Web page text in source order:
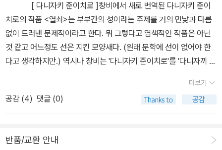
성의 학대 혹은 마리아』 - 소설적 옹호모이라 퍼거슨 / 고정자
2. 제인 오스틴(Jane Austen) * 제인 오스틴 《맨스필
드 파크》 (시공사, 2016) 1) 『맨스필드공원』과 노예 제도의 역학
조셉 류 / 김정숙 2) 조정된 증오 - 제인 오스틴의 작품 이해 D. W.
하딩 / 윤미경 3. 메리 셸리(Mary Shelley) * 메
샬럿 브론테 * 샬럿 브론테 《제인 에어》 (펭귄
클래식코리아, 2010)* 샬럿 브론테 《제인 에어》 (민음사, 2004)
트』에 나타난 성의 혁명케이트 밀렛 / 조정호 3) 『제인 에어』의 결말
편이다.하지만 최종적으로는 일정은 빼기가 어려워서(조이스의 <율
리시스>를 넣으면서다) 한 작품도 추가하지 못했다. 후보군 가운데
우선순위를 꼽자면 <교수>, <빌레트>, 그리고 <아그네스 그레이>
순이다. 가을의 영국문학기행 전에는 시간을 낼 수 있을는지. 작품과
는 별도로 살럿 브론테의 전기도 읽어보고 싶어서 검색하고 두 권을
장바구니에 넣어둔 상태. 동시대 작가 엘리자베스 개스켈의 전기는
예전에 구했고, 이번에 찾은 건 그에 비하면 최신 평전들이다. 이 역시
[ 다니자키 준이치로 ]창비에서 새로 번역된 다니자키 준이
치로의 작품 <열쇠>는 부부간의 성이라는 주제를 거의 민낯과 다름
없이 드러낸 문제작이라고 한다. 뭐 그렇다고 엽색적인 작품은 아닌
것 같고 어느정도 선은 지킨 모양새다. (원래 문학에 선이 없어야 한
다고 생각하지만.) 역시나 창비는 '다니자키 준이치로'를 '다니자끼 준
사의 표기규범인걸 어쩌랴. 아쉬운 사람이 접고 들어가는 거지. 얼마
전에 시공사에서도 <미친 사랑>이라는 작품이 나왔었고 문학동네에
서는 <만 시게모토 소장의 어머니>가 번역됐었다. [ 미하일
에서 번역됐다. 213번째 세계문학전집 작품이다. 불가코프의 사실주
더보기
공감 (4) 댓글 (0)
반품/교환 안내